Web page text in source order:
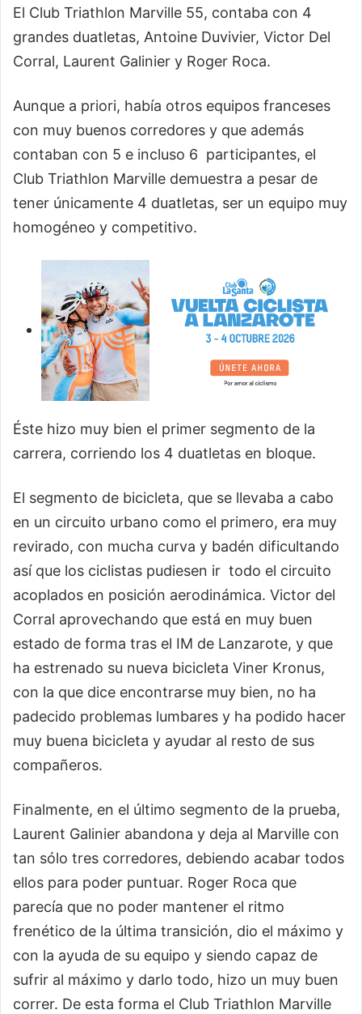
El Club Triathlon Marville 55, contaba con 4
grandes duatletas, Antoine Duvivier, Victor Del
Corral, Laurent Galinier y Roger Roca.
Aunque a priori, había otros equipos franceses
con muy buenos corredores y que además
contaban con 5 e incluso 6 participantes, el
Club Triathlon Marville demuestra a pesar de
tener únicamente 4 duatletas, ser un equipo muy
homogéneo y competitivo.
Éste hizo muy bien el primer segmento de la
carrera, corriendo los 4 duatletas en bloque.
El segmento de bicicleta, que se llevaba a cabo
en un circuito urbano como el primero, era muy
revirado, con mucha curva y badén dificultando
así que los ciclistas pudiesen ir todo el circuito
acoplados en posición aerodinámica. Victor del
Corral aprovechando que está en muy buen
estado de forma tras el IM de Lanzarote, y que
ha estrenado su nueva bicicleta Viner Kronus,
con la que dice encontrarse muy bien, no ha
padecido problemas lumbares y ha podido hacer
muy buena bicicleta y ayudar al resto de sus
compañeros.
Finalmente, en el último segmento de la prueba,
Laurent Galinier abandona y deja al Marville con
tan sólo tres corredores, debiendo acabar todos
ellos para poder puntuar. Roger Roca que
parecía que no poder mantener el ritmo
frenético de la última transición, dio el máximo y
con la ayuda de su equipo y siendo capaz de
sufrir al máximo y darlo todo, hizo un muy buen
correr. De esta forma el Club Triathlon Marville